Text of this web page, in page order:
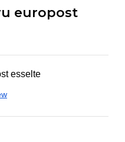
europost